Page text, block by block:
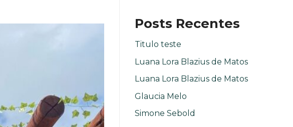
Posts Recentes
Titulo teste
Luana Lora Blazius de Matos
Luana Lora Blazius de Matos
Glaucia Melo
Simone Sebold